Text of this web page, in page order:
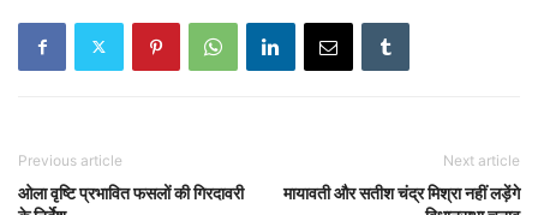
Previous article
ओला वृष्टि प्रभावित फसलों की गिरदावरी
Next article
मायावती और सतीश चंद्र मिश्रा नहीं लड़ेंगे